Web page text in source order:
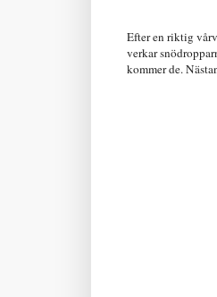
Efter en riktig
verkar
kommer de.